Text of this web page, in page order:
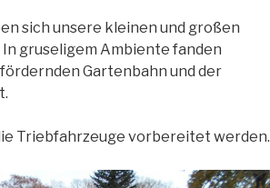
sich unsere kleinen und großen
gruseligem Ambiente fanden
Gartenbahn und der
Triebfahrzeuge vorbereitet werden.